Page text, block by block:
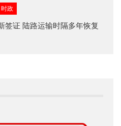
时政
签证 陆路运输时隔多年恢复